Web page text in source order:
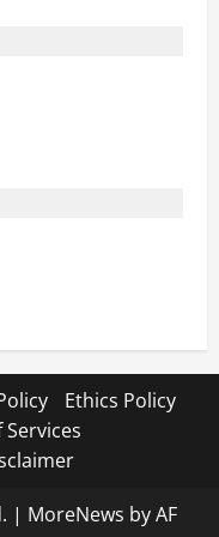
Ethics Policy
| MoreNews by AF